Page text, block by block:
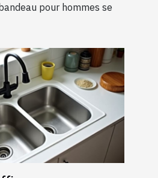
pour hommes se